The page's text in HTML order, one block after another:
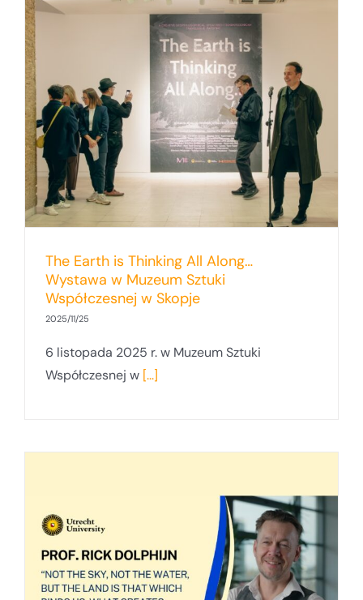
The Earth is Thinking All Along…
Wystawa w Muzeum Sztuki
Współczesnej w Skopje
2025/11/25
6 listopada 2025 r. w Muzeum Sztuki
Współczesnej w [...]